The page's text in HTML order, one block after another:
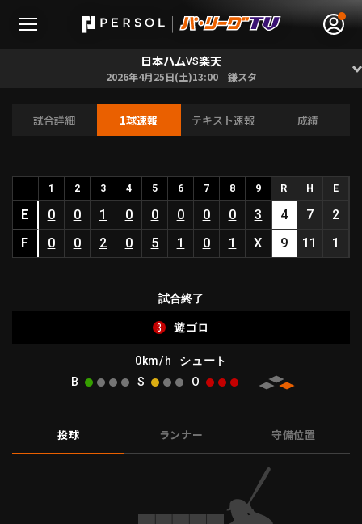
HOME
動画
ファーム東地区
ファーム西地区
選手名鑑トップ
東北楽天ゴールデンイーグルス
埼玉西武ライオンズ
福岡ソフトバンクホークス
日本ハムVS楽天
2026年4月25日(土)13:00 鎌スタ
試合詳細 1球速報 テキスト速報 成績
1 2 3 4 5 6 7 8 9 R H E
E 0 0 1 0 0 0 0 0 3 4 7
2
F
0 0 2 0 5 1 0 1 X 9 11 1
試合終了
3 遊ゴロ
0km/h
シュート
B
S O
投球 ランナー 守備位置